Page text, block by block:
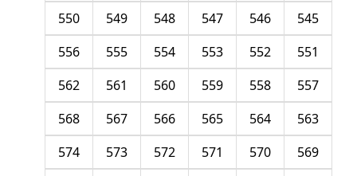
545
546
547
548
549
550
551
552
553
554
555
556
557
558
559
560
561
562
563
564
565
566
567
568
569
570
571
572
573
574